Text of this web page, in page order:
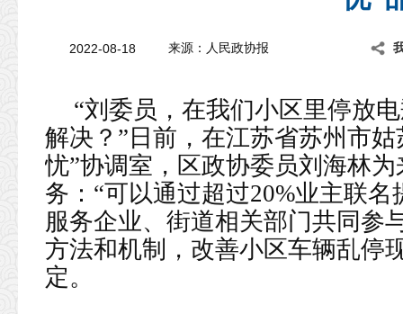
2022-08-18 来源：人民政协报
“刘委员，在我们小区里停放
解决？”日前，在江苏省苏州市
忧”协调室，区政协委员刘海林
务：“可以通过超过20%业主联
服务企业、街道相关部门共同参
方法和机制，改善小区车辆乱停
定。